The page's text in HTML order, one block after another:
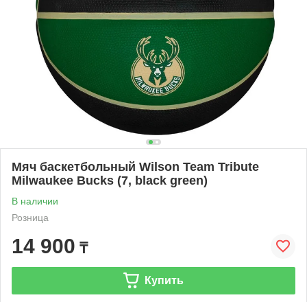
Мяч баскетбольный Wilson Team Tribute
Milwaukee Bucks (7, black green)
В наличии
Розница
14 900 ₸
Купить